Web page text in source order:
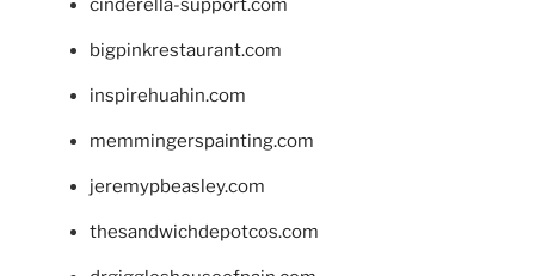
cinderella-support.com
bigpinkrestaurant.com
inspirehuahin.com
memmingerspainting.com
jeremypbeasley.com
thesandwichdepotcos.com